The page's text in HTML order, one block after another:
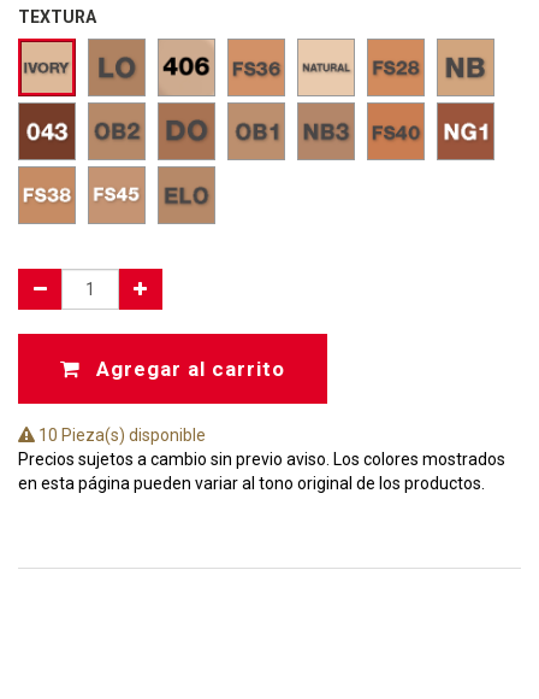
TEXTURA
Agregar al carrito
10 Pieza(s) disponible
Precios sujetos a cambio sin previo aviso. Los colores mostrados
en esta página pueden variar al tono original de los productos.